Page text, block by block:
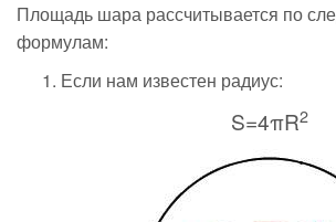
Площадь шара рассчитывается по
формулам:
Если нам известен радиус:
S=4πR2